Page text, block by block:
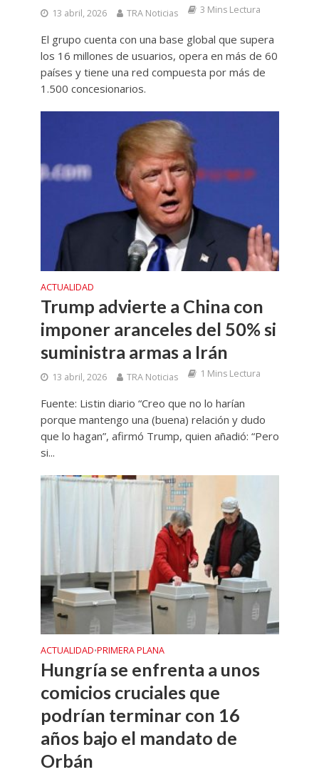
13 abril, 2026 TRA Noticias 3 Mins Lectura
El grupo cuenta con una base global que supera
los 16 millones de usuarios, opera en más de 60
países y tiene una red compuesta por más de
1.500 concesionarios.
ACTUALIDAD
Trump advierte a China con
imponer aranceles del 50% si
suministra armas a Irán
13 abril, 2026 TRA Noticias 1 Mins Lectura
Fuente: Listin diario “Creo que no lo harían
porque mantengo una (buena) relación y dudo
que lo hagan”, afirmó Trump, quien añadió: “Pero
si...
ACTUALIDAD•PRIMERA PLANA
Hungría se enfrenta a unos
comicios cruciales que
podrían terminar con 16
años bajo el mandato de
Orbán